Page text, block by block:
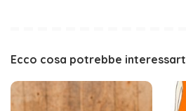
Ecco cosa potrebbe